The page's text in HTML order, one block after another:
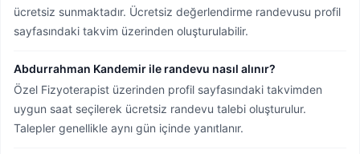
ücretsiz sunmaktadır. Ücretsiz değerlendirme randevusu profil
sayfasındaki takvim üzerinden oluşturulabilir.
Abdurrahman Kandemir ile randevu nasıl alınır?
Özel Fizyoterapist üzerinden profil sayfasındaki takvimden
uygun saat seçilerek ücretsiz randevu talebi oluşturulur.
Talepler genellikle aynı gün içinde yanıtlanır.